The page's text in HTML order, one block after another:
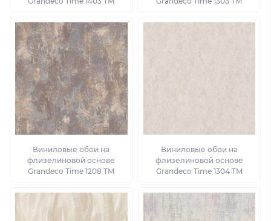
Виниловые обои на
флизелиновой основе
Grandeco Time 1208 TM
Виниловые обои на
флизелиновой основе
Grandeco Time 1304 TM